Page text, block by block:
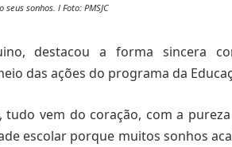
sonhos. l Foto: PMSJC
destacou a forma sincera
das ações do programa da
tudo vem do coração, com a
escolar porque muitos sonhos